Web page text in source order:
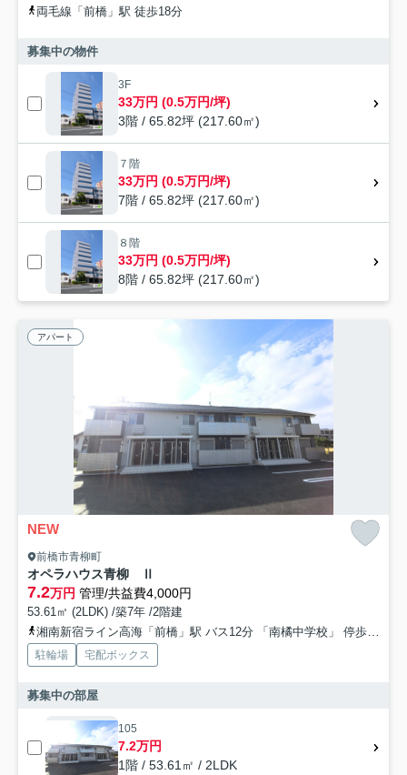
両毛線「前橋」駅 徒歩18分
募集中の物件
3F
33万円 (0.5万円/坪)
3階 / 65.82坪 (217.60㎡)
７階
33万円 (0.5万円/坪)
7階 / 65.82坪 (217.60㎡)
８階
33万円 (0.5万円/坪)
8階 / 65.82坪 (217.60㎡)
アパート
NEW
前橋市青柳町
オペラハウス青柳 Ⅱ
7.2万円 管理/共益費4,000円
53.61㎡ (2LDK) /築7年 /2階建
湘南新宿ライン高海「前橋」駅 バス12分 「南橘中学校」 停歩8分
駐輪場 宅配ボックス
募集中の部屋
105
7.2万円
1階 / 53.61㎡ / 2LDK